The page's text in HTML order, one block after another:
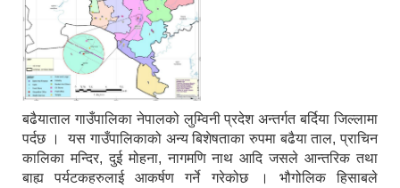
बढैयाताल गाउँपालिका नेपालको लुम्विनी प्रदेश अन्तर्गत बर्दिया जिल्लामा
पर्दछ । यस गाउँपालिकाको अन्य बिशेषताका रुपमा बढैया ताल, प्राचिन
कालिका मन्दिर, दुई मोहना, नागमणि नाथ आदि जसले आन्तरिक तथा
बाह्य पर्यटकहरुलाई आकर्षण गर्ने गरेकोछ । भौगोलिक हिसाबले